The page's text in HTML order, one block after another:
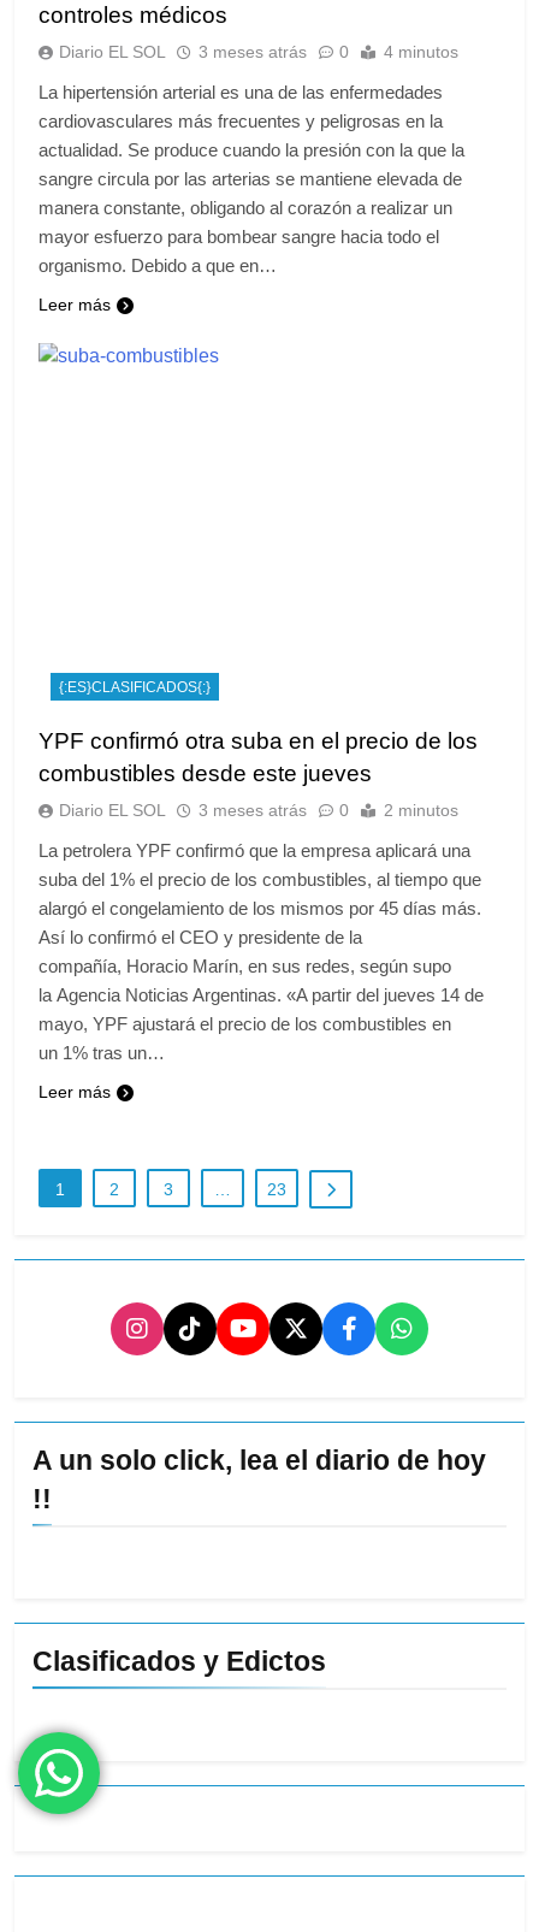
controles médicos
Diario EL SOL 3 meses atrás 0 4 minutos
La hipertensión arterial es una de las enfermedades
cardiovasculares más frecuentes y peligrosas en la
actualidad. Se produce cuando la presión con la que la
sangre circula por las arterias se mantiene elevada de
manera constante, obligando al corazón a realizar un
mayor esfuerzo para bombear sangre hacia todo el
organismo. Debido a que en…
Leer más
{:ES}CLASIFICADOS{:}
YPF confirmó otra suba en el precio de los
combustibles desde este jueves
Diario EL SOL 3 meses atrás 0 2 minutos
La petrolera YPF confirmó que la empresa aplicará una
suba del 1% el precio de los combustibles, al tiempo que
alargó el congelamiento de los mismos por 45 días más.
Así lo confirmó el CEO y presidente de la
compañía, Horacio Marín, en sus redes, según supo
la Agencia Noticias Argentinas. «A partir del jueves 14 de
mayo, YPF ajustará el precio de los combustibles en
un 1% tras un…
Leer más
1 2 3 23
A un solo click, lea el diario de hoy
!!
Clasificados y Edictos